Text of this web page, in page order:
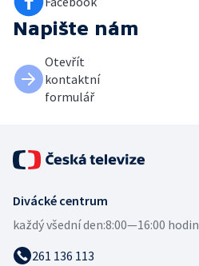
Napište nám
Otevřít
kontaktní
formulář
Divácké centrum
každý všední den:8:00—16:00 hodin
261 136 113